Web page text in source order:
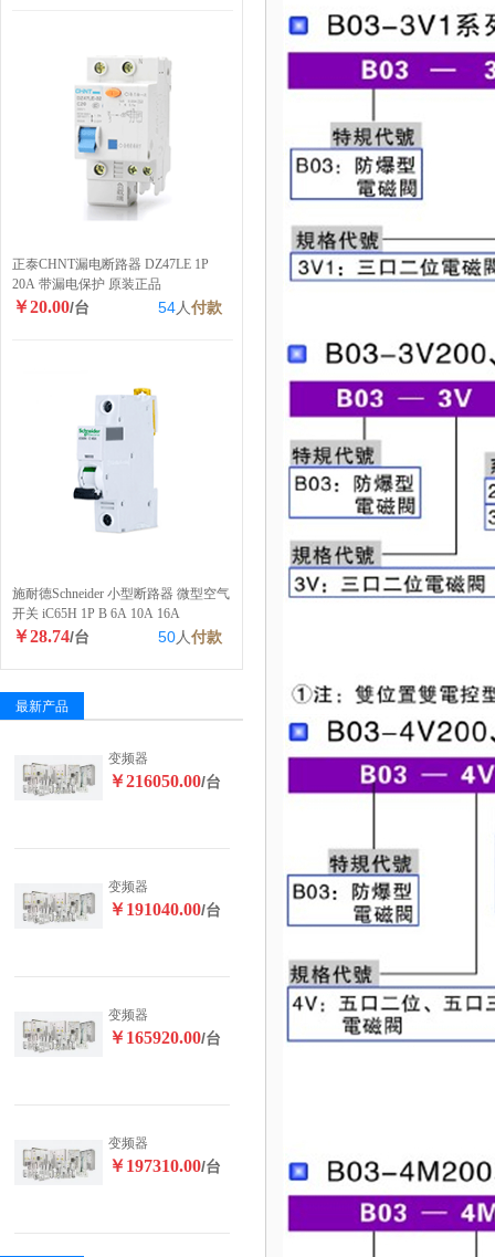
正泰CHNT漏电断路器 DZ47LE 1P
20A 带漏电保护 原装正品
￥20.00/台 54人付款
施耐德Schneider 小型断路器 微型空气
开关 iC65H 1P B 6A 10A 16A
￥28.74/台 50人付款
最新产品
变频器
￥216050.00/台
变频器
￥191040.00/台
变频器
￥165920.00/台
变频器
￥197310.00/台